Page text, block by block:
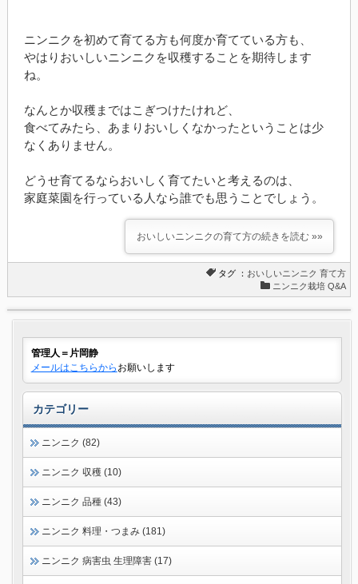
ニンニクを初めて育てる方も何度か育てている方も、
やはりおいしいニンニクを収穫することを期待します
ね。
なんとか収穫まではこぎつけたけれど、
食べてみたら、あまりおいしくなかったということは少
なくありません。
どうせ育てるならおいしく育てたいと考えるのは、
家庭菜園を行っている人なら誰でも思うことでしょう。
おいしいニンニクの育て方の続きを読む »»
タグ ： おいしいニンニク 育て方
ニンニク栽培 Q&A
管理人＝片岡静
メールはこちらから お願いします
カテゴリー
ニンニク (82)
ニンニク 収穫 (10)
ニンニク 品種 (43)
ニンニク 料理・つまみ (181)
ニンニク 病害虫 生理障害 (17)